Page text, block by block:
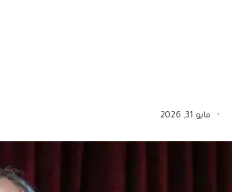
مايو 31, 2026